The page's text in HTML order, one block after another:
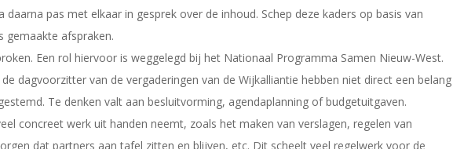
pas met elkaar in gesprek over de inhoud. Schep deze kaders op basis van
gemaakte afspraken.
Een rol hiervoor is weggelegd bij het Nationaal Programma Samen Nieuw-West.
dagvoorzitter van de vergaderingen van de Wijkalliantie hebben niet direct een belang
Te denken valt aan besluitvorming, agendaplanning of budgetuitgaven.
concreet werk uit handen neemt, zoals het maken van verslagen, regelen van
dat partners aan tafel zitten en blijven, etc. Dit scheelt veel regelwerk voor de